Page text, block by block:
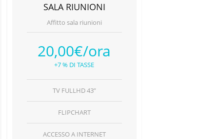
SALA RIUNIONI
Affitto sala riunioni
20,00€/ora
+7 % DI TASSE
TV FULLHD 43”
FLIPCHART
ACCESSO A INTERNET